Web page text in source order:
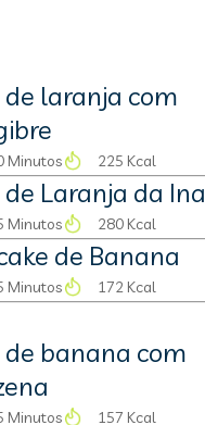
de laranja com
Minutos 225 Kcal
de Laranja da Ina
Minutos 280 Kcal
de Banana
Minutos 172 Kcal
de banana com
Minutos 157 Kcal